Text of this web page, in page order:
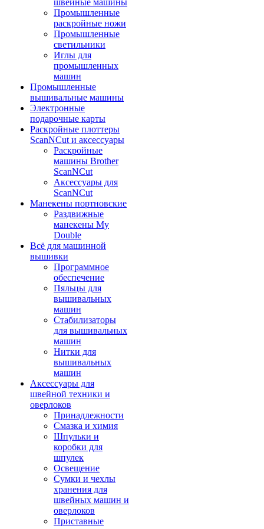
швейные машины
Промышленные
раскройные ножи
Промышленные
светильники
Иглы для
промышленных
машин
Промышленные
вышивальные машины
Электронные
подарочные карты
Раскройные плоттеры
ScanNCut и аксессуары
Раскройные
машины Brother
ScanNCut
Аксессуары для
ScanNCut
Манекены портновские
Раздвижные
манекены My
Double
Всё для машинной
вышивки
Программное
обеспечение
Пяльцы для
вышивальных
машин
Стабилизаторы
для вышивальных
машин
Нитки для
вышивальных
машин
Аксессуары для
швейной техники и
оверлоков
Принадлежности
Смазка и химия
Шпульки и
коробки для
шпулек
Освещение
Сумки и чехлы
хранения для
швейных машин и
оверлоков
Приставные